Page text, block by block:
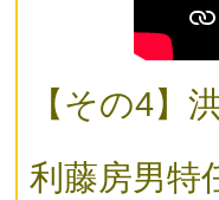
【その4】
名古屋
利藤房男特